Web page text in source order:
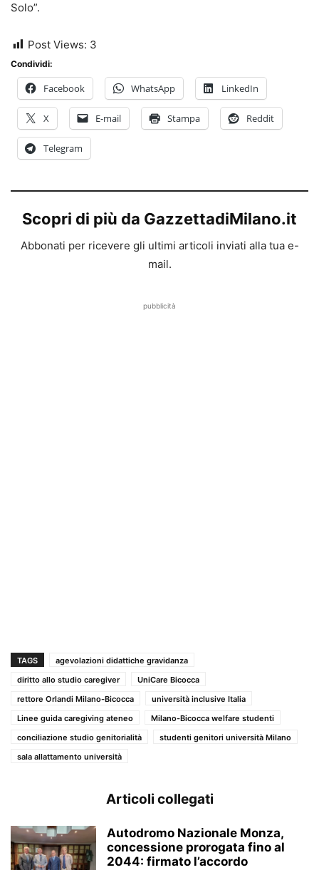
Solo”.
Post Views: 3
Condividi:
Facebook WhatsApp LinkedIn
X E-mail Stampa Reddit
Telegram
Scopri di più da GazzettadiMilano.it
Abbonati per ricevere gli ultimi articoli inviati alla tua e-
mail.
pubblicità
TAGS
agevolazioni didattiche gravidanza
diritto allo studio caregiver
UniCare Bicocca
rettore Orlandi Milano-Bicocca
università inclusive Italia
Linee guida caregiving ateneo
Milano-Bicocca welfare studenti
conciliazione studio genitorialità
studenti genitori università Milano
sala allattamento università
Articoli collegati
Autodromo Nazionale Monza,
concessione prorogata fino al
2044: firmato l’accordo